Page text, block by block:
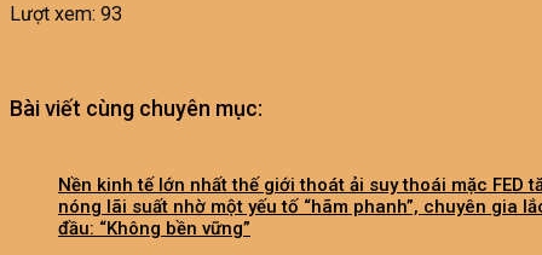
Lượt xem: 93
Bài viết cùng chuyên mục:
Nền kinh tế lớn nhất thế giới thoát ải suy thoái mặc FED
nóng lãi suất nhờ một yếu tố “hãm phanh”, chuyên gia
đầu: “Không bền vững”